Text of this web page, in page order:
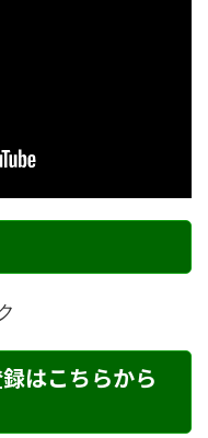
はこちらから